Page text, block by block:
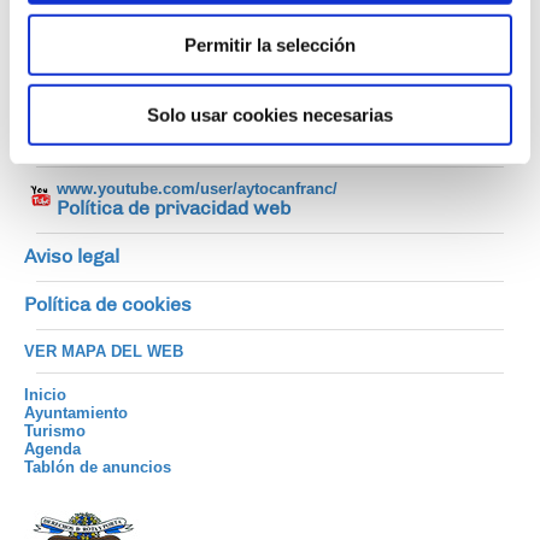
Permitir la selección
Solo usar cookies necesarias
www.facebook.com/canfranc
www.twitter.com/turismocanfranc
www.youtube.com/user/aytocanfranc/
Política de privacidad web
Aviso legal
Política de cookies
VER MAPA DEL WEB
Inicio
Ayuntamiento
Turismo
Agenda
Tablón de anuncios